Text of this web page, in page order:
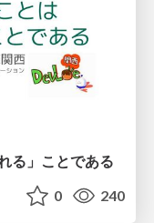
る」ことである
0 240